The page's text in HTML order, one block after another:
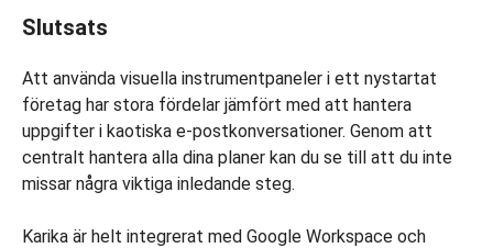
Slutsats
Att använda visuella instrumentpaneler i ett nystartat
företag har stora fördelar jämfört med att hantera
uppgifter i kaotiska e-postkonversationer. Genom att
centralt hantera alla dina planer kan du se till att du inte
missar några viktiga inledande steg.
Karika är helt integrerat med Google Workspace och